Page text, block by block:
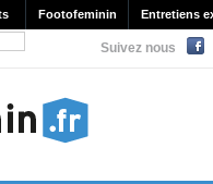
Footofeminin Entretiens
Suivez nous